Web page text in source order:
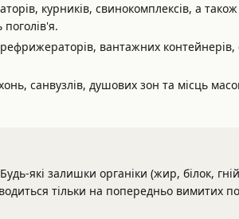
курників, свинокомплексів, а
вантажних контейнерів,
санвузлів, душових зон та місць
які залишки органіки (жир, білок,
тільки на попередньо вимитих